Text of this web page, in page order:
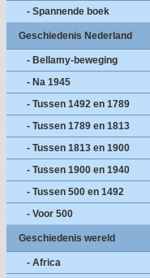
- Spannende boek
Geschiedenis Nederland
- Bellamy-beweging
- Na 1945
- Tussen 1492 en 1789
- Tussen 1789 en 1813
- Tussen 1813 en 1900
- Tussen 1900 en 1940
- Tussen 500 en 1492
- Voor 500
Geschiedenis wereld
- Africa